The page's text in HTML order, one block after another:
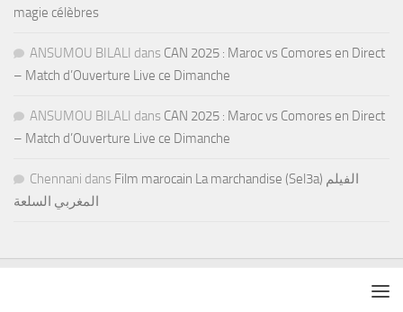
magie célèbres
ANSUMOU BILALI dans CAN 2025 : Maroc vs Comores en Direct
– Match d’Ouverture Live ce Dimanche
ANSUMOU BILALI dans CAN 2025 : Maroc vs Comores en Direct
– Match d’Ouverture Live ce Dimanche
Chennani dans Film marocain La marchandise (Sel3a) الفيلم
المغربي السلعة